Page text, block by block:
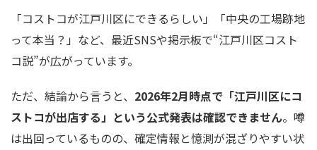
「コストコが江戸川区にできるらしい」「中央の工場跡地
って本当？」など、最近SNSや掲示板で“江戸川区コスト
コ説”が広がっています。
ただ、結論から言うと、 2026年2月時点で「江戸川区にコ
ストコが出店する」という公式発表は確認できません。噂
は出回っているものの、確定情報と憶測が混ざりやすい状